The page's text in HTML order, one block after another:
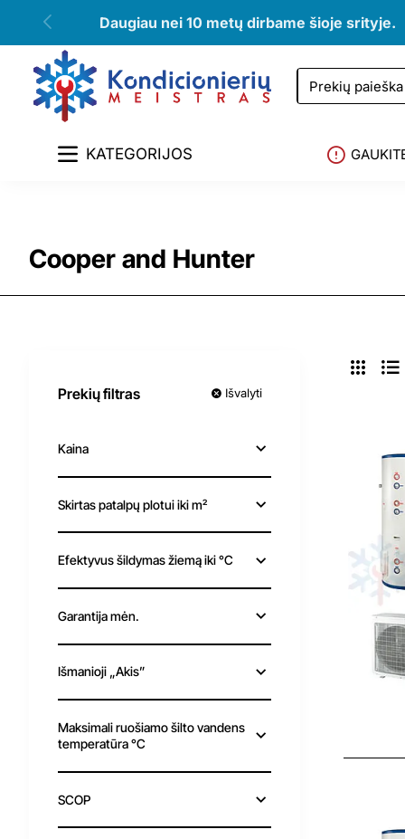
Daugiau nei 10 metų dirbame šioje srityje.
Prekių
paieška
KATEGORIJOS
Cooper and Hunter
Prekių filtras Išvalyti
Kaina
Skirtas patalpų plotui iki m²
Efektyvus šildymas žiemą iki °C
Garantija mėn.
Išmanioji „Akis”
Maksimali ruošiamo šilto vandens
temperatūra °C
SCOP